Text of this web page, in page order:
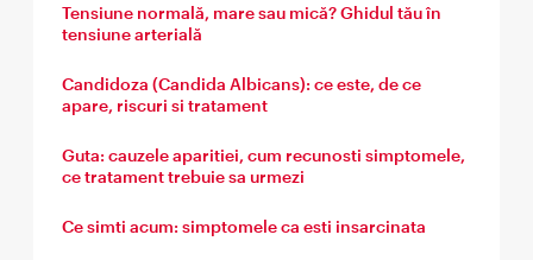
Tensiune normală, mare sau mică? Ghidul tău în
tensiune arterială
Candidoza (Candida Albicans): ce este, de ce
apare, riscuri si tratament
Guta: cauzele aparitiei, cum recunosti simptomele,
ce tratament trebuie sa urmezi
Ce simti acum: simptomele ca esti insarcinata